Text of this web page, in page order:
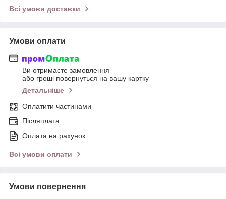
Всі умови доставки
Умови оплати
Ви отримаєте замовлення
або гроші повернуться на вашу картку
Детальніше
Оплатити частинами
Післяплата
Оплата на рахунок
Всі умови оплати
Умови повернення